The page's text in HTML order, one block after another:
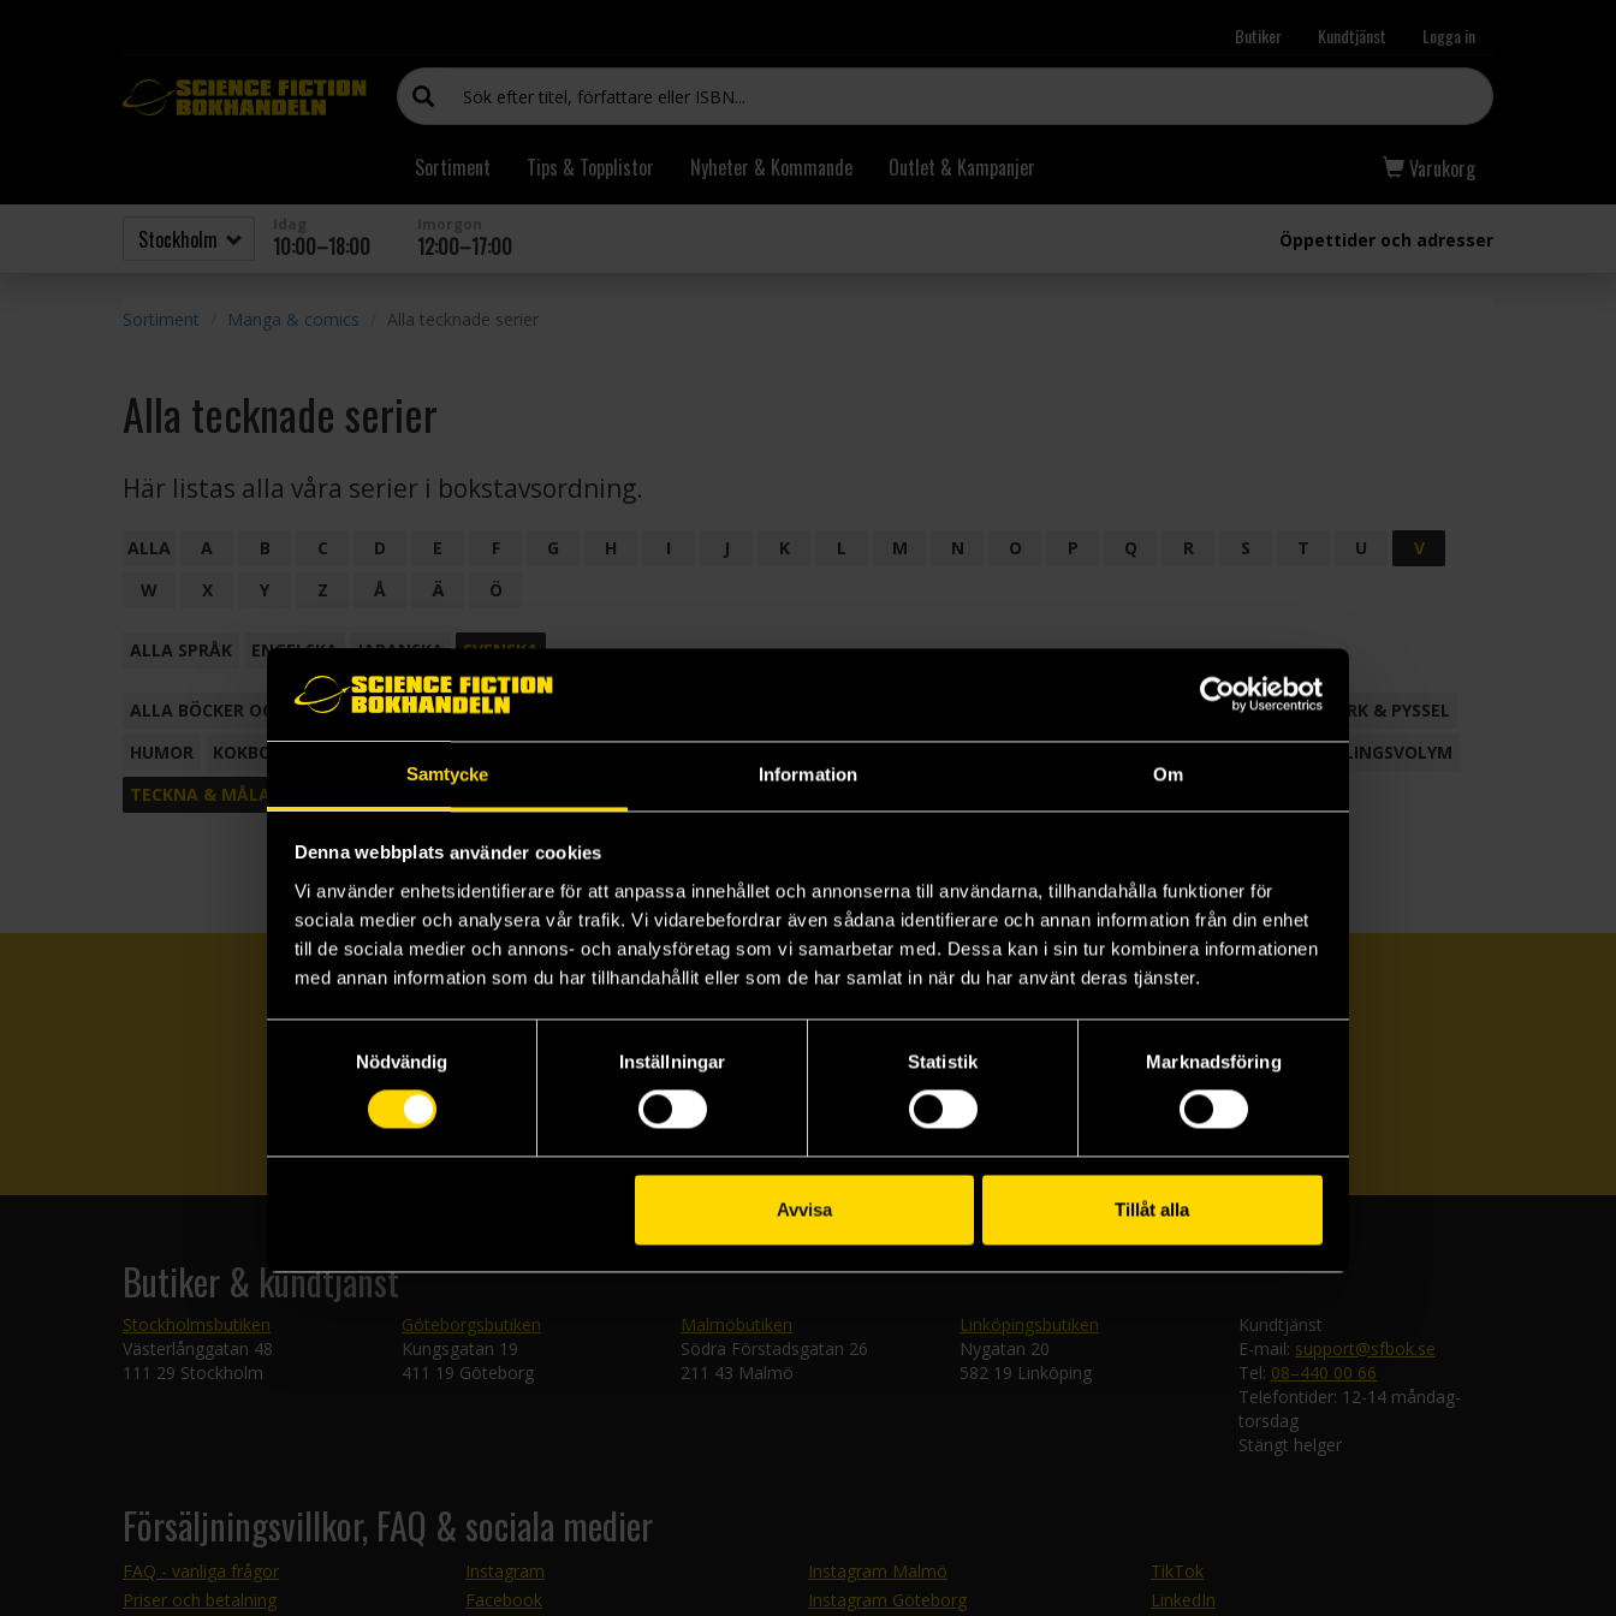
Samtycke Information Om
Denna webbplats använder cookies
Vi använder enhetsidentifierare för att anpassa innehållet och annonserna till användarna, tillhandahålla funktioner för
sociala medier och analysera vår trafik. Vi vidarebefordrar även sådana identifierare och annan information från din enhet
till de sociala medier och annons- och analysföretag som vi samarbetar med. Dessa kan i sin tur kombinera informationen
med annan information som du har tillhandahållit eller som de har samlat in när du har använt deras tjänster.
Nödvändig
Inställningar Statistik Marknadsföring
Avvisa Tillåt alla
Butiker Kundtjänst Logga in
Sortiment Tips & Topplistor Nyheter & Kommande Outlet & Kampanjer Varukorg
10:00–18:00 12:00–17:00 Öppettider och adresser
Sortiment Manga & comics Alla tecknade serier
Alla tecknade serier
Här listas alla våra serier i bokstavsordning.
ALLA A B C D E F G H I J K L M N O P Q R S T U
V
W
X Y Z Å Ä Ö
ALLA SPRÅK ENGELSKA JAPANSKA SVENSKA
ALLA BÖCKER OCH TECKNADE SERIER ANTOLOGI FACKLITTERATUR
HANTVERK & PYSSEL
HUMOR
KOKBOK
SAMLINGSVOLYM
TECKNA & MÅLA
Prenumerera på vårt nyhetsbrev
Butiker & kundtjänst
Stockholmsbutiken
Västerlånggatan 48
111 29 Stockholm
Göteborgsbutiken
Kungsgatan 19
411 19 Göteborg
Malmöbutiken
Södra Förstadsgatan 26
211 43 Malmö
Linköpingsbutiken
Nygatan 20
582 19 Linköping
Kundtjänst
E-mail: support@sfbok.se
Tel: 08–440 00 66
Telefontider: 12-14 måndag-
torsdag
Stängt helger
Försäljningsvillkor, FAQ & sociala medier
FAQ - vanliga frågor
Priser och betalning
Instagram
Facebook
Instagram Malmö
Instagram Göteborg
TikTok
LinkedIn